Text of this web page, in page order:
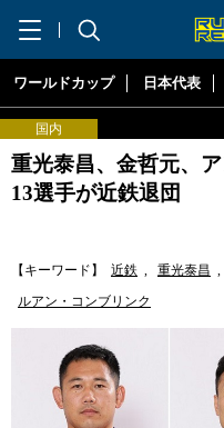
ワールドカップ 日本代表
国内
重光泰昌、金哲元、
13選手が近鉄退団
【キーワード】 近鉄 , 重光泰昌 ,
ルアン・コンブリンク